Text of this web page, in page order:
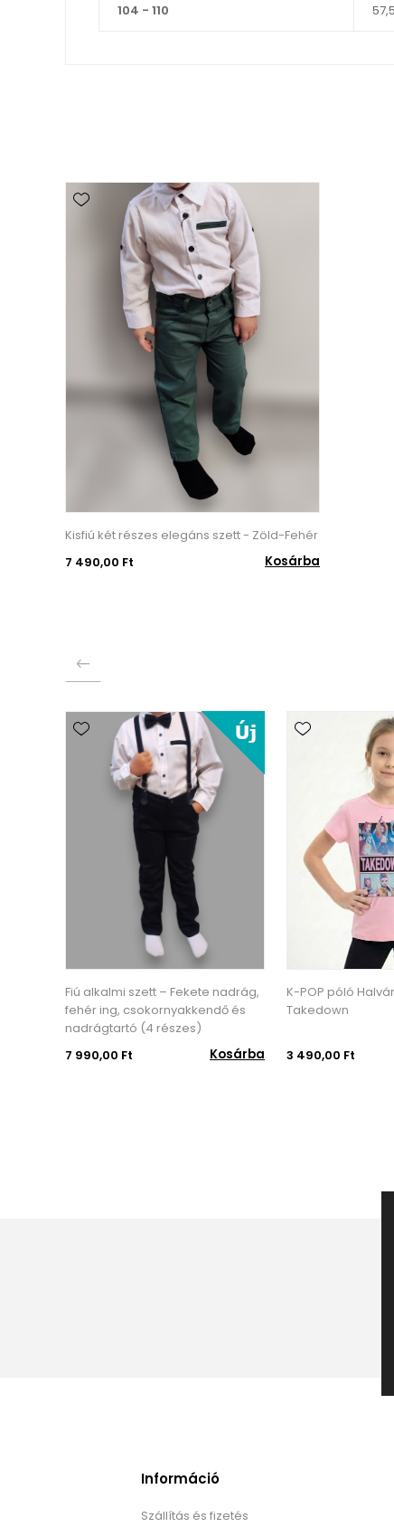
104 - 110 57,5
Kisfiú két részes elegáns szett - Zöld-Fehér
7 490,00 Ft
Kosárba
Fiú alkalmi szett – Fekete nadrág,
fehér ing, csokornyakkendő és
nadrágtartó (4 részes)
7 990,00 Ft
Kosárba
K-POP póló
Takedown
3 490,00 Ft
Információ
Szállítás és fizetés